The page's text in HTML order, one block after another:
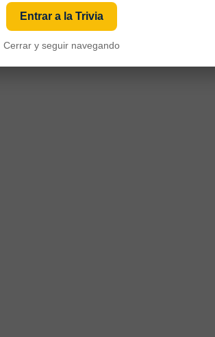
Entrar a la Trivia
Cerrar y seguir navegando